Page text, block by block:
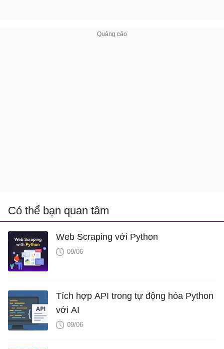
Có thể bạn quan tâm
Web Scraping với Python
09/06
Tích hợp API trong tự động hóa Python
với AI
09/06